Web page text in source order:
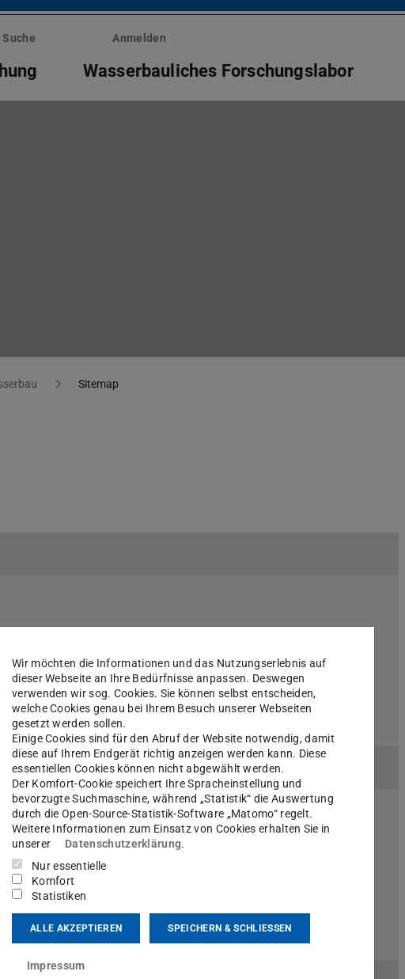
Suche Anmelden
Wasserbauliches Forschungslabor
Sitemap
Wir möchten die Informationen und das Nutzungserlebnis auf
dieser Webseite an Ihre Bedürfnisse anpassen. Deswegen
verwenden wir sog. Cookies. Sie können selbst entscheiden,
welche Cookies genau bei Ihrem Besuch unserer Webseiten
gesetzt werden sollen.
Einige Cookies sind für den Abruf der Website notwendig, damit
diese auf Ihrem Endgerät richtig anzeigen werden kann. Diese
essentiellen Cookies können nicht abgewählt werden.
Der Komfort-Cookie speichert Ihre Spracheinstellung und
bevorzugte Suchmaschine, während „Statistik“ die Auswertung
durch die Open-Source-Statistik-Software „Matomo“ regelt.
Weitere Informationen zum Einsatz von Cookies erhalten Sie in
unserer
Datenschutzerklärung.
Nur essentielle
Komfort
Statistiken
ALLE AKZEPTIEREN SPEICHERN & SCHLIESSEN
Impressum